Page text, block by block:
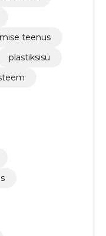
teenus
plastiksisu